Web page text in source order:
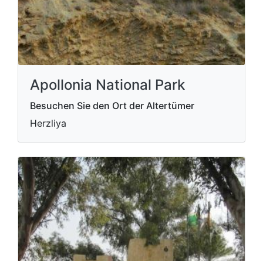
Apollonia National Park
Besuchen Sie den Ort der Altertümer
Herzliya